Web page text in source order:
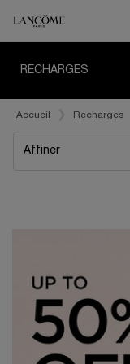
RECHARGES
Accueil Recharges
Affiner
Filters menu